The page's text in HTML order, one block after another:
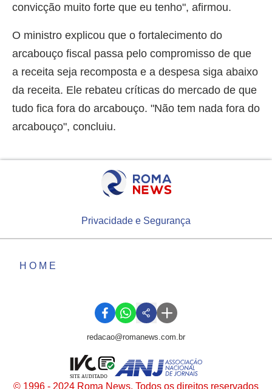
convicção muito forte que eu tenho", afirmou.
O ministro explicou que o fortalecimento do
arcabouço fiscal passa pelo compromisso de que
a receita seja recomposta e a despesa siga abaixo
da receita. Ele rebateu críticas do mercado de que
tudo fica fora do arcabouço. "Não tem nada fora do
arcabouço", concluiu.
Privacidade e Segurança
HOME
redacao@romanews.com.br
© 1996 - 2024 Roma News. Todos os direitos reservados
SITE AUDITADO